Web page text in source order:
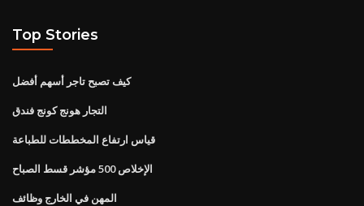
Top Stories
كيف تصبح تاجر أسهم أفضل
التجار هونج كونج فندق
قياس ارتفاع المخططات للطباعة
الإخلاص 500 مؤشر قسط الصباح
المهن في الخارج وظائف